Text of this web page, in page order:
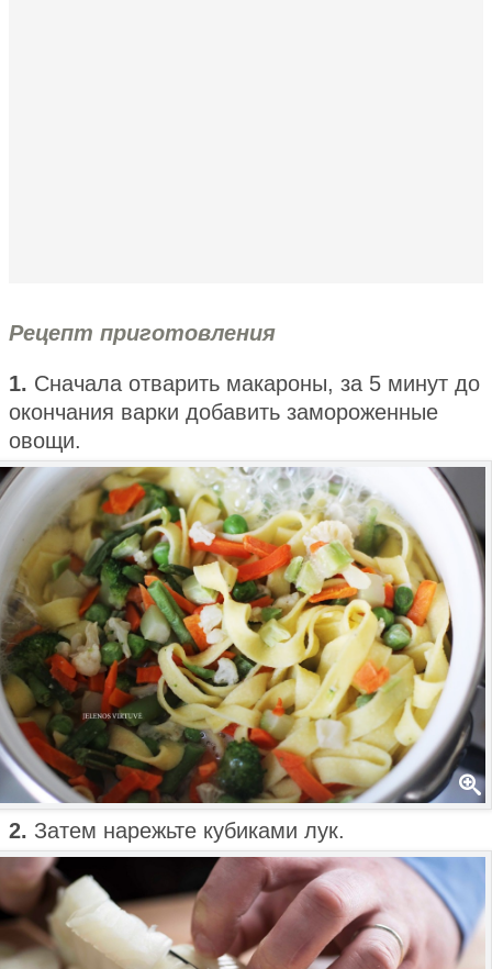
Рецепт приготовления
1. Сначала отварить макароны, за 5 минут до
окончания варки добавить замороженные
овощи.
2. Затем нарежьте кубиками лук.